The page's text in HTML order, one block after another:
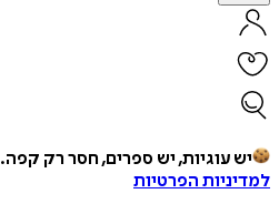
יש עוגיות, יש ספרים, חסר רק קפה.
למדיניות הפרטיות